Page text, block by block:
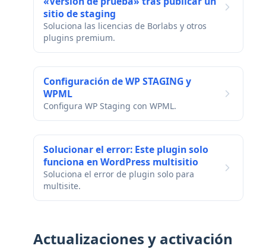
sitio de staging
Soluciona las licencias de Borlabs y otros
plugins premium.
Configuración de WP STAGING y
WPML
Configura WP Staging con WPML.
Solucionar el error: Este plugin solo
funciona en WordPress multisitio
Soluciona el error de plugin solo para
multisite.
Actualizaciones y activación